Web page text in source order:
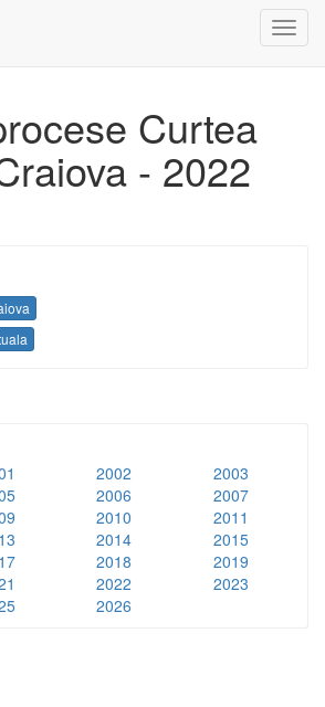
Curtea
- 2022
2002
2003
2006
2007
2010
2011
2014
2015
2018
2019
2022
2023
2026